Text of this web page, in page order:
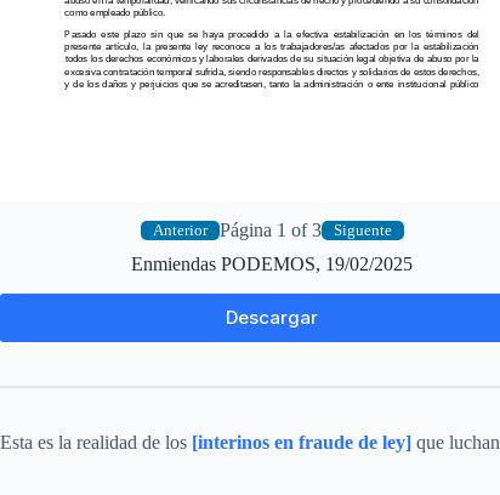
Anterior Página 1 of 3 Siguente
Enmiendas PODEMOS, 19/02/2025
Descargar
Esta es la realidad de los [interinos en fraude de ley] que